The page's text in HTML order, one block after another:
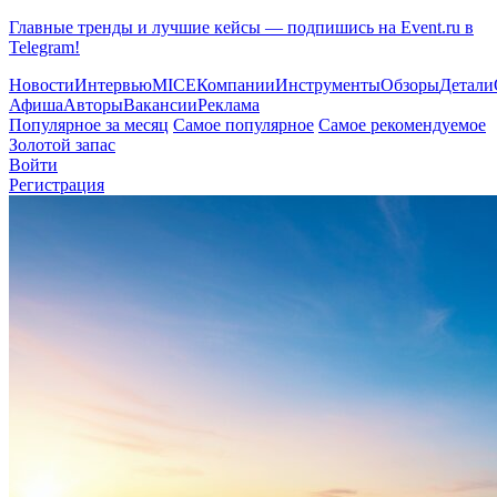
Главные тренды и лучшие кейсы — подпишись на Event.ru в
Telegram!
НовостиИнтервьюMICEКомпанииИнструментыОбзорыДетали
АфишаАвторыВакансииРеклама
Популярное за месяц Самое популярное Самое рекомендуемое
Золотой запас
Войти
Регистрация